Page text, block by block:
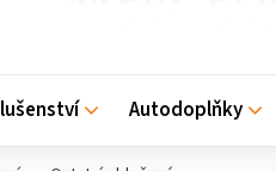
Autodoplňky